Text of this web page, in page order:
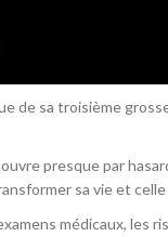
sa troisième
presque par
sa vie et celle
médicaux, les